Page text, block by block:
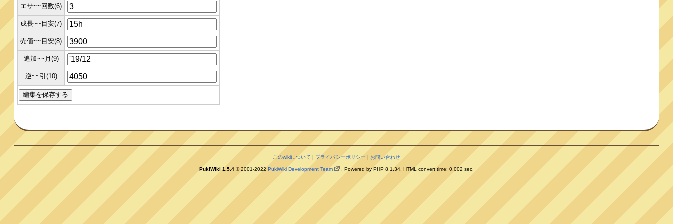
エサ~~回数(6)
成長~~目安(7)
売価~~目安(8)
追加~~月(9)
逆~~引(10)
このwikiについて | プライバシーポリシー | お問い合わせ
PukiWiki 1.5.4 © 2001-2022 PukiWiki Development Team . Powered by PHP 8.1.34. HTML convert time: 0.002 sec.